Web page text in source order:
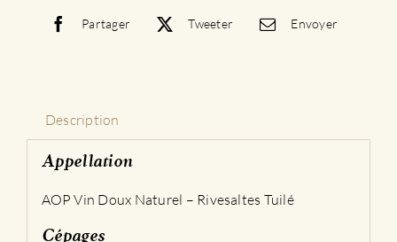
Rivesaltes
Partager Tweeter Envoyer
Description
Appellation
AOP Vin Doux Naturel – Rivesaltes Tuilé
Cépages